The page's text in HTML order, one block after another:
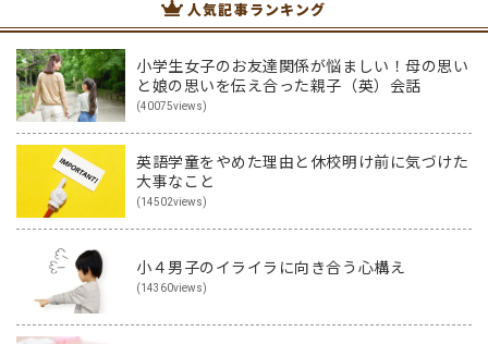
人気記事ランキング
小学生女子のお友達関係が悩ましい！母の思い
と娘の思いを伝え合った親子（英）会話
(40075views)
英語学童をやめた理由と休校明け前に気づけた
大事なこと
(14502views)
小４男子のイライラに向き合う心構え
(14360views)